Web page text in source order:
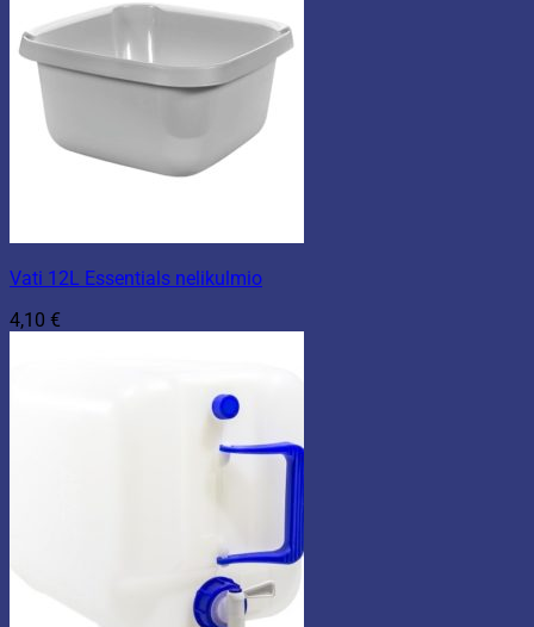
Vati 12L Essentials nelikulmio
4,10 €